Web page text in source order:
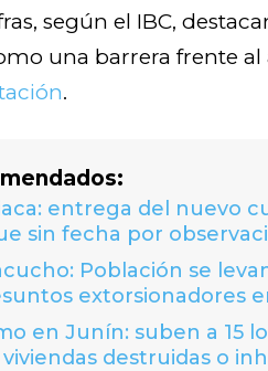
según el IBC,
una barrera frente al
.
entrega del nuevo
sin fecha por
Población se
extorsionadores
en Junín: suben a 15
viviendas destruidas o